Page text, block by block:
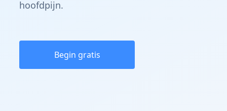
hoofdpijn.
Begin gratis